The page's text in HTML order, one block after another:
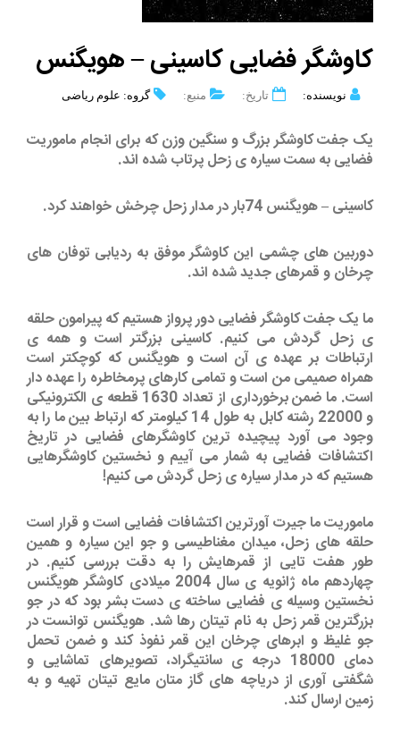
کاوشگر فضایی کاسینی – هویگنس
نویسنده: تاریخ: منبع: گروه: علوم ریاضی
یک جفت کاوشگر بزرگ و سنگین وزن که برای انجام ماموریت
فضایی به سمت سیاره ی زحل پرتاب شده اند.
کاسینی – هویگنس 74بار در مدار زحل چرخش خواهند کرد.
دوربین های چشمی این کاوشگر موفق به ردیابی توفان های
چرخان و قمرهای جدید شده اند.
ما یک جفت کاوشگر فضایی دور پرواز هستیم که پیرامون حلقه
ی زحل گردش می کنیم. کاسینی بزرگتر است و همه ی
ارتباطات بر عهده ی آن است و هویگنس که کوچکتر است
همراه صمیمی من است و تمامی کارهای پرمخاطره را عهده دار
است. ما ضمن برخورداری از تعداد 1630 قطعه ی الکترونیکی
و 22000 رشته کابل به طول 14 کیلومتر که ارتباط بین ما را به
وجود می آورد پیچیده ترین کاوشگرهای فضایی در تاریخ
اکتشافات فضایی به شمار می آییم و نخستین کاوشگرهایی
هستیم که در مدار سیاره ی زحل گردش می کنیم!
ماموریت ما جیرت آورترین اکتشافات فضایی است و قرار است
حلقه های زحل، میدان مغناطیسی و جو این سیاره و همین
طور هفت تایی از قمرهایش را به دقت بررسی کنیم. در
چهاردهم ماه ژانویه ی سال 2004 میلادی کاوشگر هویگنس
نخستین وسیله ی فضایی ساخته ی دست بشر بود که در جو
بزرگترین قمر زحل به نام تیتان رها شد. هویگنس توانست در
جو غلیظ و ابرهای چرخان این قمر نفوذ کند و ضمن تحمل
دمای 18000 درجه ی سانتیگراد، تصویرهای تماشایی و
شگفتی آوری از دریاچه های گاز متان مایع تیتان تهیه و به
زمین ارسال کند.